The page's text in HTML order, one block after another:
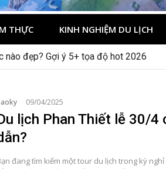
THỰC KINH NGHIỆM DU LỊCH
nào đẹp? Gợi ý 5+ tọa độ hot 2026
09/04/2025
lịch Phan Thiết lễ 30/4
đang tìm kiếm một tour du lịch trong kỳ nghỉ